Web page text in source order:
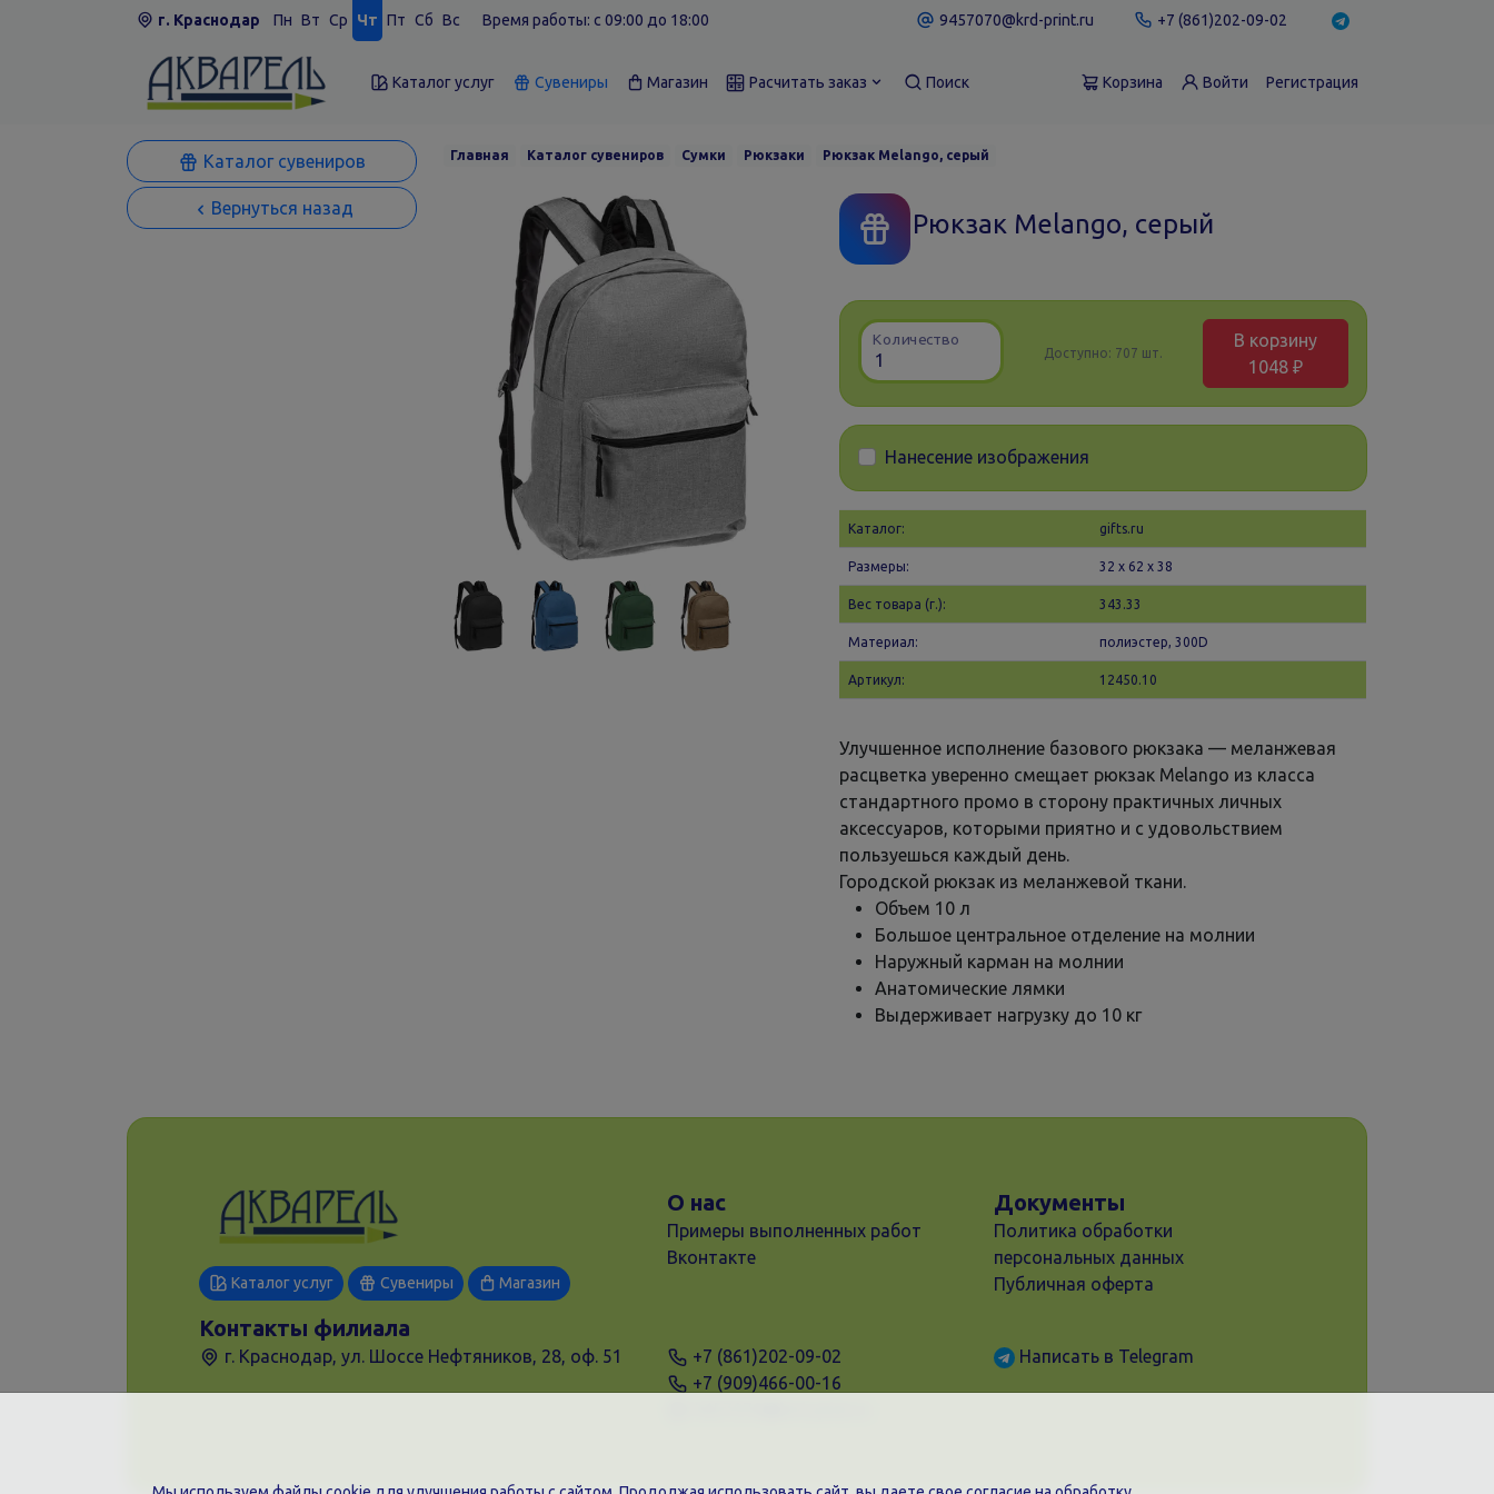
г. Краснодар Пн Вт Ср Чт Пт Сб Вс Время работы: c 09:00 до 18:00 9457070@krd-print.ru +7 (861)202-09-02
Каталог услуг Сувениры Магазин Расчитать заказ Поиск Корзина Войти Регистрация
Каталог сувениров
Вернуться назад
Главная Каталог сувениров Сумки Рюкзаки Рюкзак Melango, серый
Рюкзак Melango, серый
Количество
Доступно: 707 шт.
В корзину
1048 ₽
Нанесение изображения
Каталог: gifts.ru
Размеры: 32 х 62 x 38
Вес товара (г.): 343.33
Материал: полиэстер, 300D
Артикул: 12450.10
Улучшенное исполнение базового рюкзака — меланжевая
расцветка уверенно смещает рюкзак Melango из класса
стандартного промо в сторону практичных личных
аксессуаров, которыми приятно и с удовольствием
пользуешься каждый день.
Городской рюкзак из меланжевой ткани.
Объем 10 л
Большое центральное отделение на молнии
Наружный карман на молнии
Анатомические лямки
Выдерживает нагрузку до 10 кг
Каталог услуг Сувениры Магазин
О нас
Примеры выполненных работ
Вконтакте
Документы
Политика обработки
персональных данных
Публичная оферта
Контакты филиала
г. Краснодар, ул. Шоссе Нефтяников, 28, оф. 51
+7 (861)202-09-02
+7 (909)466-00-16
Написать в Telegram